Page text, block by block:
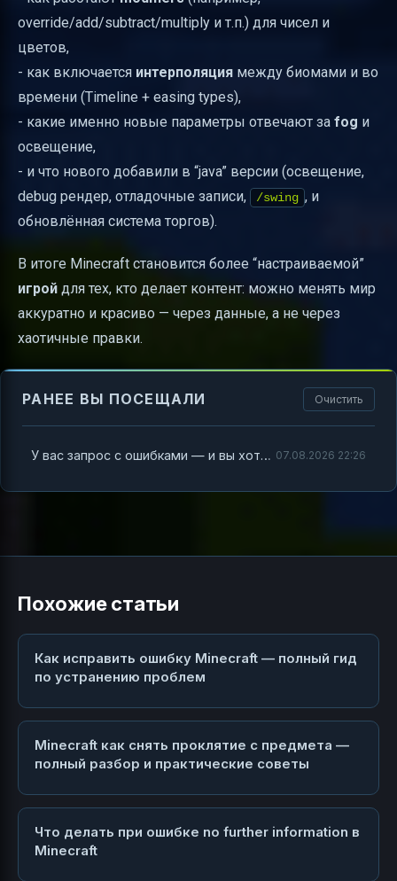
override/add/subtract/multiply и т.п.) для чисел и
цветов,
- как включается интерполяция между биомами и во
времени (Timeline + easing types),
- какие именно новые параметры отвечают за fog и
освещение,
- и что нового добавили в “java” версии (освещение,
debug рендер, отладочные записи,
/swing , и
обновлённая система торгов).
В итоге Minecraft становится более “настраиваемой”
игрой для тех, кто делает контент: можно менять мир
аккуратно и красиво — через данные, а не через
хаотичные правки.
РАНЕЕ ВЫ ПОСЕЩАЛИ Очистить
У вас запрос с ошибками — и вы хотите разобраться в Minecraft 07.08.2026 22:26
Похожие статьи
Как исправить ошибку Minecraft — полный гид
по устранению проблем
Minecraft как снять проклятие с предмета —
полный разбор и практические советы
Что делать при ошибке no further information в
Minecraft